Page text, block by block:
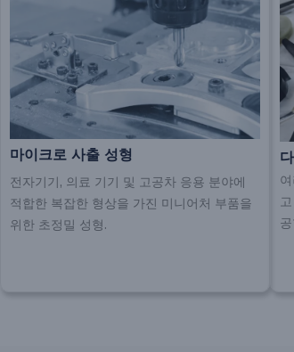
마이크로 사출 성형
전자기기, 의료 기기 및 고공차 응용 분야에
적합한 복잡한 형상을 가진 미니어처 부품을
위한 초정밀 성형.